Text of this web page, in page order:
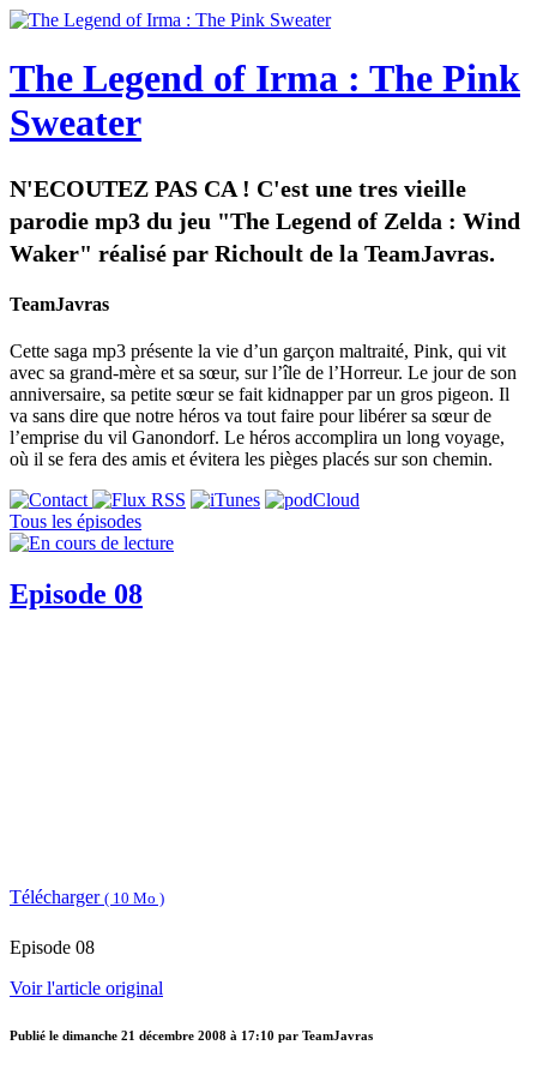
The Legend of Irma : The Pink
Sweater
N'ECOUTEZ PAS CA ! C'est une tres vieille
parodie mp3 du jeu "The Legend of Zelda : Wind
Waker" réalisé par Richoult de la TeamJavras.
TeamJavras
Cette saga mp3 présente la vie d’un garçon maltraité, Pink, qui vit
avec sa grand-mère et sa sœur, sur l’île de l’Horreur. Le jour de son
anniversaire, sa petite sœur se fait kidnapper par un gros pigeon. Il
va sans dire que notre héros va tout faire pour libérer sa sœur de
l’emprise du vil Ganondorf. Le héros accomplira un long voyage,
où il se fera des amis et évitera les pièges placés sur son chemin.
Tous les épisodes
Episode 08
Télécharger ( 10 Mo )
Episode 08
Voir l'article original
Publié le dimanche 21 décembre 2008 à 17:10 par TeamJavras